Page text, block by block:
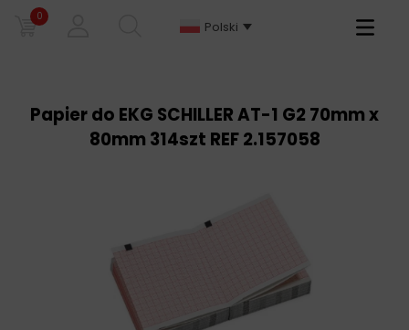
0
Polski
Primary
Papier do EKG SCHILLER AT-1 G2 70mm x
80mm 314szt REF 2.157058